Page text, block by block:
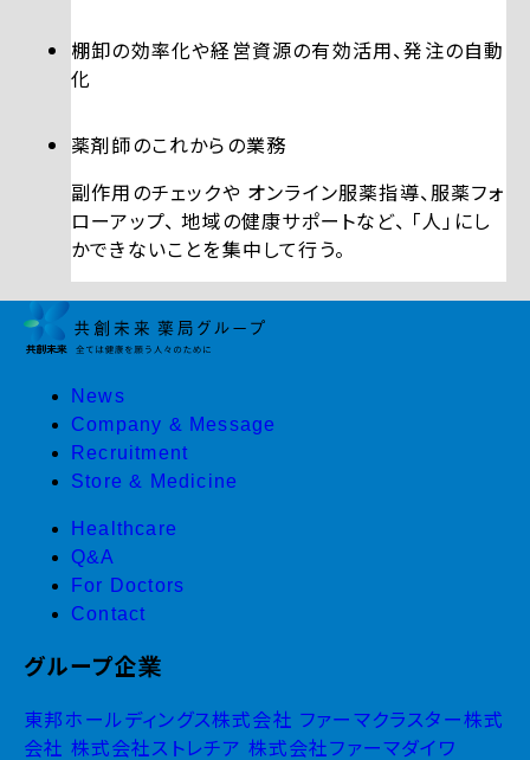
棚卸の効率化や経営資源の有効活用、発注の自動
化
薬剤師のこれからの業務
副作用のチェックや オンライン服薬指導、服薬フォ
ローアップ、 地域の健康サポートなど、 「人」にし
かできないことを集中して行う。
News
Company & Message
Recruitment
Store & Medicine
Healthcare
Q&A
For Doctors
Contact
グループ企業
東邦ホールディングス株式会社 ファーマクラスター株式
会社 株式会社ストレチア 株式会社ファーマダイワ